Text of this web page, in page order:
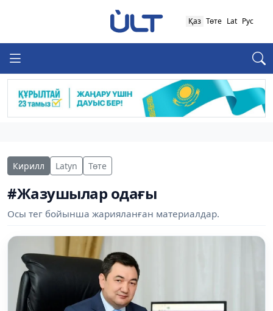
Қаз Төте Lat Рус
Кирилл Latyn Төте
#Жазушылар одағы
Осы тег бойынша жарияланған материалдар.